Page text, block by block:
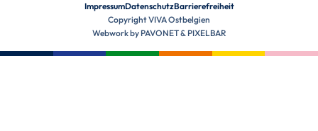
ImpressumDatenschutzBarrierefreiheit
Copyright VIVA Ostbelgien
Webwork by PAVONET& PIXELBAR